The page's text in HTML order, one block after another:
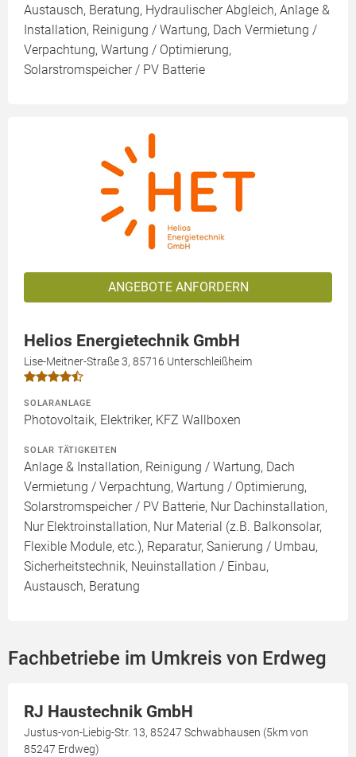
Austausch, Beratung, Hydraulischer Abgleich, Anlage &
Installation, Reinigung / Wartung, Dach Vermietung /
Verpachtung, Wartung / Optimierung,
Solarstromspeicher / PV Batterie
ANGEBOTE ANFORDERN
Helios Energietechnik GmbH
Lise-Meitner-Straße 3, 85716 Unterschleißheim
SOLARANLAGE
Photovoltaik, Elektriker, KFZ Wallboxen
SOLAR TÄTIGKEITEN
Anlage & Installation, Reinigung / Wartung, Dach
Vermietung / Verpachtung, Wartung / Optimierung,
Solarstromspeicher / PV Batterie, Nur Dachinstallation,
Nur Elektroinstallation, Nur Material (z.B. Balkonsolar,
Flexible Module, etc.), Reparatur, Sanierung / Umbau,
Sicherheitstechnik, Neuinstallation / Einbau,
Austausch, Beratung
Fachbetriebe im Umkreis von Erdweg
RJ Haustechnik GmbH
Justus-von-Liebig-Str. 13, 85247 Schwabhausen (5km von
85247 Erdweg)